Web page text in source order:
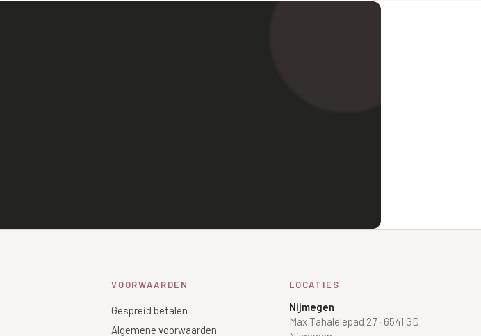
VOORWAARDEN
Gespreid betalen
Algemene voorwaarden
LOCATIES
Nijmegen
Max Tahalelepad 27· 6541 GD